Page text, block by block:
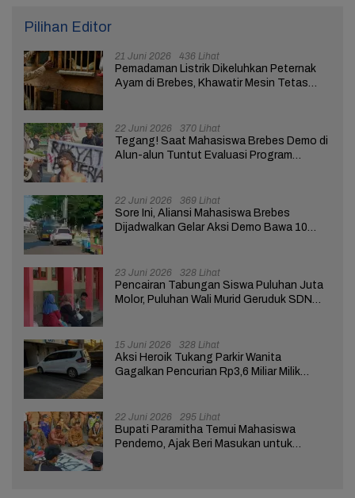
Pilihan Editor
21 Juni 2026 436 Lihat
Pemadaman Listrik Dikeluhkan Peternak
Ayam di Brebes, Khawatir Mesin Tetas
22 Juni 2026 370 Lihat
Tegang! Saat Mahasiswa Brebes Demo di
Alun-alun Tuntut Evaluasi Program
22 Juni 2026 369 Lihat
Sore Ini, Aliansi Mahasiswa Brebes
Dijadwalkan Gelar Aksi Demo Bawa 10
23 Juni 2026 328 Lihat
Pencairan Tabungan Siswa Puluhan Juta
Molor, Puluhan Wali Murid Geruduk SDN
15 Juni 2026 328 Lihat
Aksi Heroik Tukang Parkir Wanita
Gagalkan Pencurian Rp3,6 Miliar Milik
22 Juni 2026 295 Lihat
Bupati Paramitha Temui Mahasiswa
Pendemo, Ajak Beri Masukan untuk